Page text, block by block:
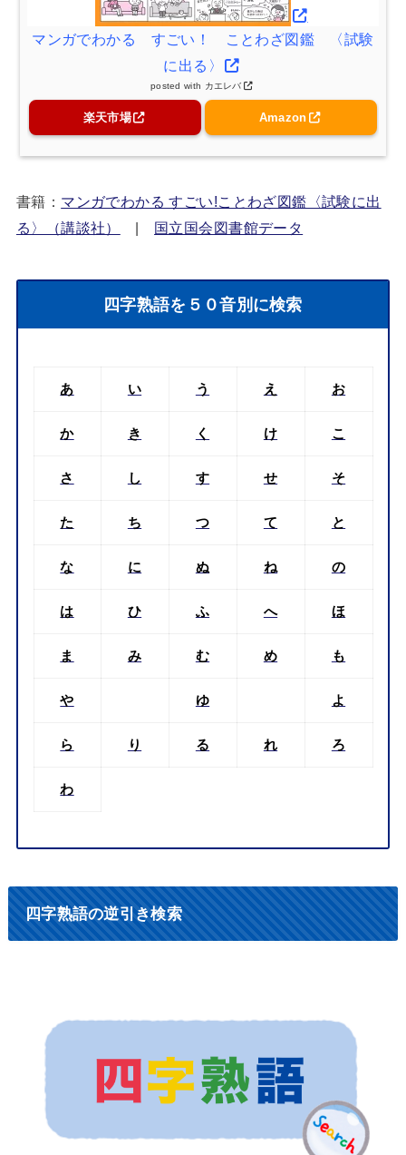
マンガでわかる すごい！ ことわざ図鑑 〈試験
に出る〉
posted with カエレバ
楽天市場 Amazon
書籍： マンガでわかる すごい!ことわざ図鑑〈試験に出
る〉（講談社）
国立国会図書館データ
四字熟語を５０音別に検索
あ い う え お
か き く け こ
さ し す せ そ
た ち つ て と
な に ぬ ね の
は ひ ふ へ ほ
ま み む め も
や ゆ よ
ら り る れ ろ
わ
四字熟語の逆引き検索